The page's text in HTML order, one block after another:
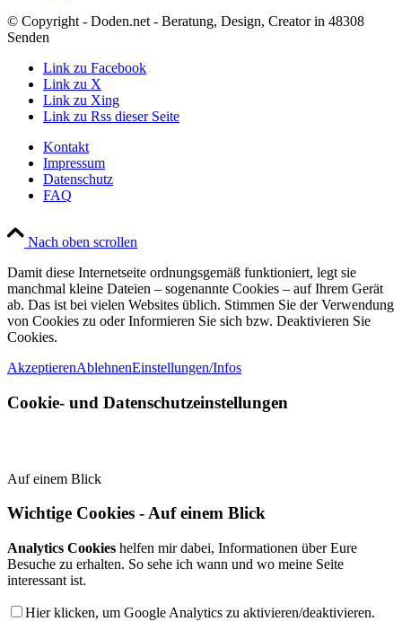
© Copyright - Doden.net - Beratung, Design, Creator in 48308
Senden
Link zu Facebook
Link zu X
Link zu Xing
Link zu Rss dieser Seite
Kontakt
Impressum
Datenschutz
FAQ
Nach oben scrollen
Damit diese Internetseite ordnungsgemäß funktioniert, legt sie
manchmal kleine Dateien – sogenannte Cookies – auf Ihrem Gerät
ab. Das ist bei vielen Websites üblich. Stimmen Sie der Verwendung
von Cookies zu oder Informieren Sie sich bzw. Deaktivieren Sie
Cookies.
AkzeptierenAblehnenEinstellungen/Infos
Cookie- und Datenschutzeinstellungen
Auf einem Blick
Wichtige Cookies - Auf einem Blick
Analytics Cookies helfen mir dabei, Informationen über Eure
Besuche zu erhalten. So sehe ich wann und wo meine Seite
interessant ist.
Hier klicken, um Google Analytics zu aktivieren/deaktivieren.